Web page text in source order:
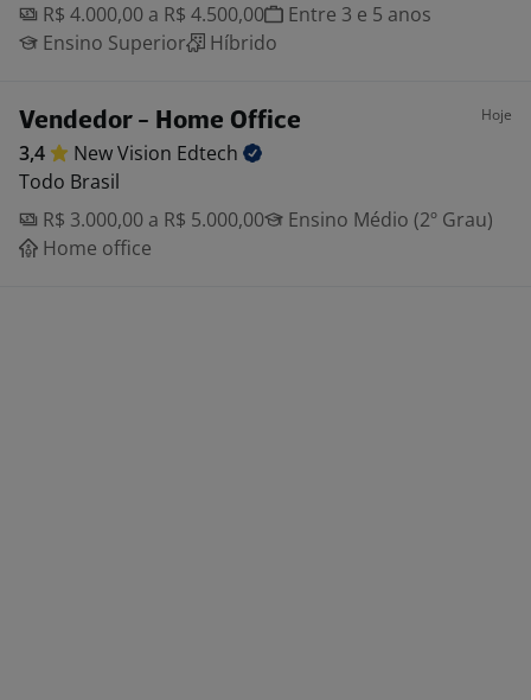
R$ 4.000,00 a R$ 4.500,00
Entre 3 e 5 anos
Ensino Superior
Híbrido
Vendedor - Home Office Hoje
3,4 New Vision Edtech
Todo Brasil
R$ 3.000,00 a R$ 5.000,00
Ensino Médio (2º Grau)
Home office